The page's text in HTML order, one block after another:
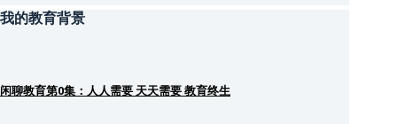
我的教育背景
闲聊教育第0集：人人需要 天天需要 教育终生